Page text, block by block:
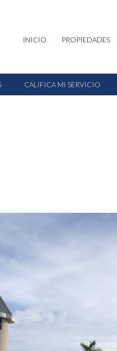
INICIO PROPIEDADES
CALIFICA MI SERVICIO